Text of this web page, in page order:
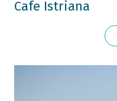
Cafe Istriana